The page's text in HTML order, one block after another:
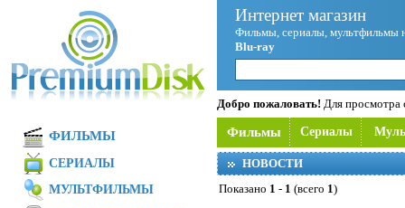
Интернет магазин
Фильмы, сериалы, мультфильмы
Blu-ray
Добро пожаловать! Для просмотра
Фильмы Сериалы
НОВОСТИ
Показано 1 - 1 (всего 1)
ФИЛЬМЫ
СЕРИАЛЫ
МУЛЬТФИЛЬМЫ